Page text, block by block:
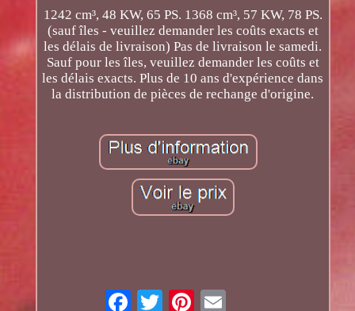
1242 cm³, 48 KW, 65 PS. 1368 cm³, 57 KW, 78 PS.
(sauf îles - veuillez demander les coûts exacts et
les délais de livraison) Pas de livraison le samedi.
Sauf pour les îles, veuillez demander les coûts et
les délais exacts. Plus de 10 ans d'expérience dans
la distribution de pièces de rechange d'origine.